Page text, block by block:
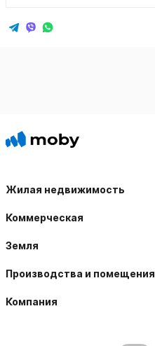
Жилая недвижимость
Коммерческая
Земля
Производства и помещения
Компания